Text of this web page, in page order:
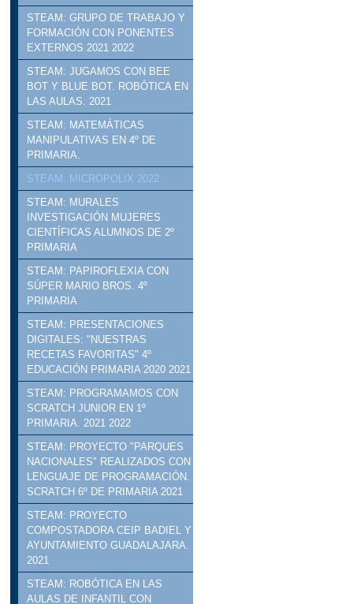
STEAM: GRUPO DE TRABAJO Y
FORMACIÓN CON PONENTES
EXTERNOS 2021 2022
STEAM: JUGAMOS CON BEE
BOT Y BLUE BOT. ROBÓTICA EN
LAS AULAS. 2021
STEAM: MATEMÁTICAS
MANIPULATIVAS EN 4º DE
PRIMARIA.
STEAM: MICROPOLIX 2022
STEAM: MURALES
INVESTIGACIÓN MUJERES
CIENTÍFICAS ALUMNOS DE 2º
PRIMARIA
STEAM: PAPIROFLEXIA CON
SÚPER MARIO BROS. 4º
PRIMARIA
STEAM: PRESENTACIONES
DIGITALES: "NUESTRAS
RECETAS FAVORITAS" 4º
EDUCACIÓN PRIMARIA 2020 2021
STEAM: PROGRAMAMOS CON
SCRATCH JUNIOR EN 1º
PRIMARIA. 2021 2022
STEAM: PROYECTO "PARQUES
NACIONALES" REALIZADOS CON
LENGUAJE DE PROGRAMACIÓN.
SCRATCH 6º DE PRIMARIA 2021
STEAM: PROYECTO
COMPOSTADORA CEIP BADIEL Y
AYUNTAMIENTO GUADALAJARA.
2021
STEAM: ROBÓTICA EN LAS
AULAS DE INFANTIL CON